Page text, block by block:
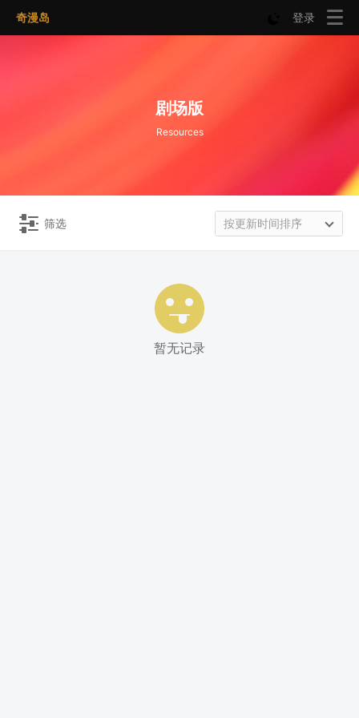
奇漫岛 登录
剧场版
Resources
筛选 按更新时间排序
暂无记录